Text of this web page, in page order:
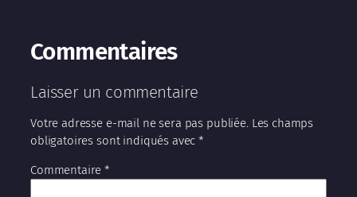
Commentaires
Laisser un commentaire
Votre adresse e-mail ne sera pas publiée. Les champs
obligatoires sont indiqués avec*
Commentaire*